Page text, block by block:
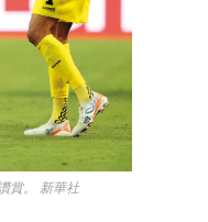
賞。 新華社